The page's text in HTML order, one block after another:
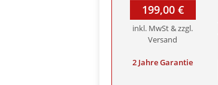
199,00 €
inkl. MwSt & zzgl.
Versand
2 Jahre Garantie